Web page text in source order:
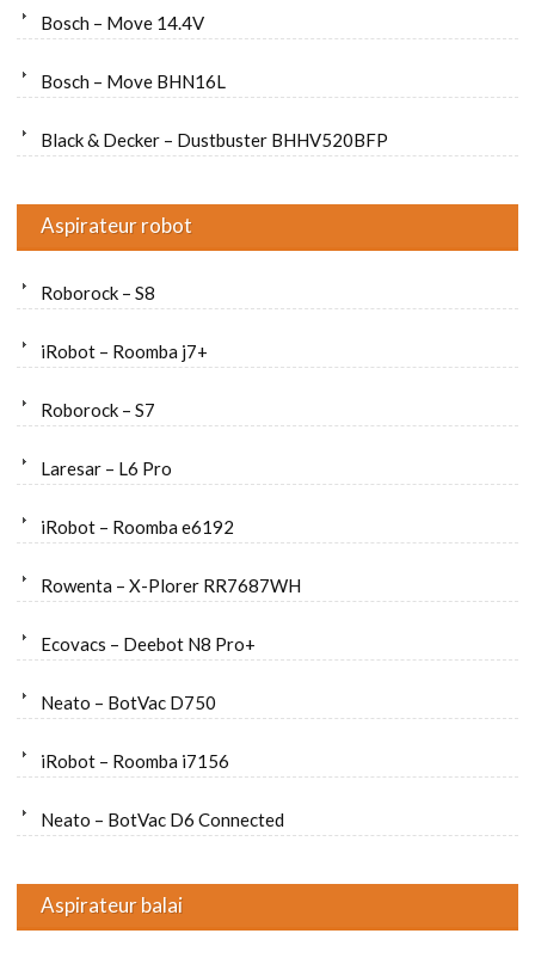
Bosch – Move 14.4V
Bosch – Move BHN16L
Black & Decker – Dustbuster BHHV520BFP
Aspirateur robot
Roborock – S8
iRobot – Roomba j7+
Roborock – S7
Laresar – L6 Pro
iRobot – Roomba e6192
Rowenta – X-Plorer RR7687WH
Ecovacs – Deebot N8 Pro+
Neato – BotVac D750
iRobot – Roomba i7156
Neato – BotVac D6 Connected
Aspirateur balai